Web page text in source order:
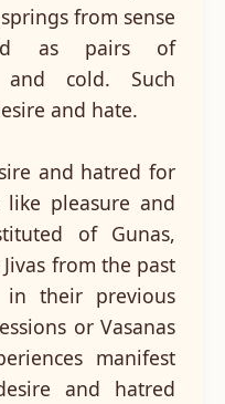
from sense
as pairs of
cold. Such
and hate.
and hatred for
pleasure and
of Gunas,
from the past
in their previous
or Vasanas
manifest
and hatred